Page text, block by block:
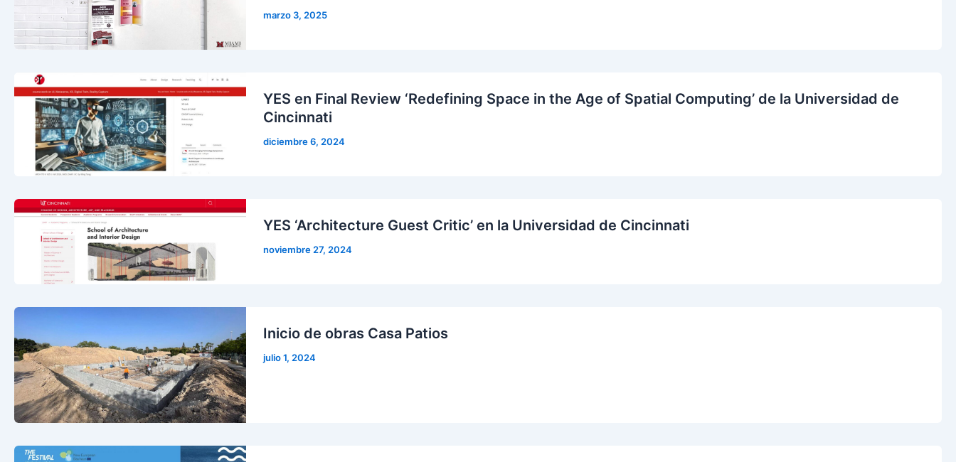
marzo 3, 2025
YES en Final Review ‘Redefining Space in the Age of Spatial Computing’ de la Universidad de
Cincinnati
diciembre 6, 2024
YES ‘Architecture Guest Critic’ en la Universidad de Cincinnati
noviembre 27, 2024
Inicio de obras Casa Patios
julio 1, 2024